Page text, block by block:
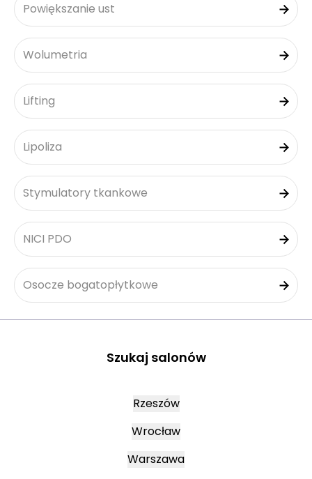
Powiększanie ust
Wolumetria
Lifting
Lipoliza
Stymulatory tkankowe
NICI PDO
Osocze bogatopłytkowe
Szukaj salonów
Rzeszów
Wrocław
Warszawa